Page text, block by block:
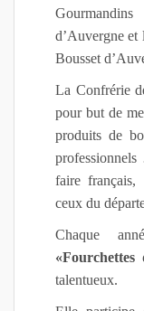
d’Auvergne et
Bousset
La Confrérie
pour but de
produits de
faire français,
ceux du
Chaque
«Fourchettes
talentueux.